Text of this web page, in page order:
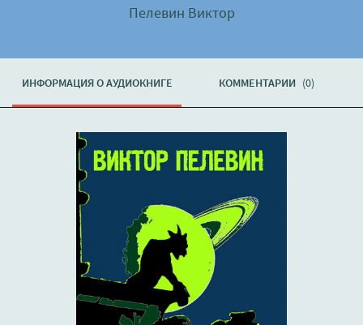
Пелевин Виктор
ИНФОРМАЦИЯ О АУДИОКНИГЕ КОММЕНТАРИИ (0)